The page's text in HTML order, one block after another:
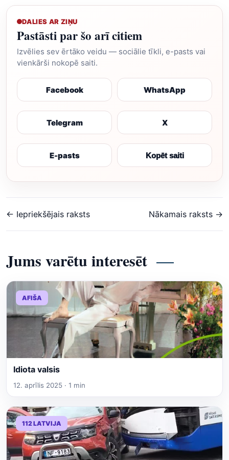
DALIES AR ZIŅU
Pastāsti par šo arī citiem
Izvēlies sev ērtāko veidu — sociālie tīkli, e-pasts vai
vienkārši nokopē saiti.
Facebook WhatsApp
Telegram X
E-pasts Kopēt saiti
← Iepriekšējais raksts Nākamais raksts →
Jums varētu interesēt
AFIŠA
Idiota valsis
12. aprīlis 2025 · 1 min
112 LATVIJA